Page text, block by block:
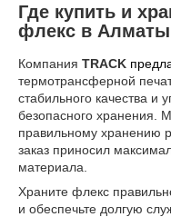
Где купить и
флекс в Алматы
Компания TRACK
термотрансферной
стабильного качества и
безопасного хранения.
правильному хранению
заказ приносил
материала.
Храните флекс
и обеспечьте долгую